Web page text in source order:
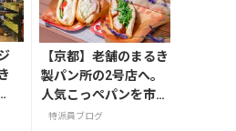
【京都】老舗のまるき
製パン所の2号店へ。
人気こっぺパンを市役
所で味わう
特派員ブログ